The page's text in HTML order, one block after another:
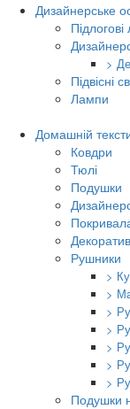
Дизайнерське
>
Підвісні
Лампи
Домашній
Ковдри
Тюлі
Подушки
Рушники
>
>
>
>
>
>
>
Подушки